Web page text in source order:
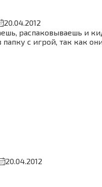
20.04.2012
распаковываешь и
с игрой, так как
20.04.2012